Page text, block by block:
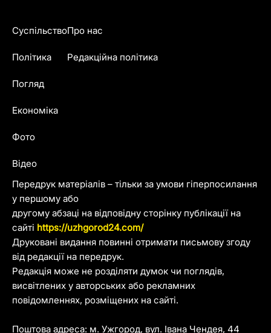
Передрук матеріалів – тільки за умови гіперпосилання
у першому або
другому абзаці на відповідну сторінку публікації на
сайті https://uzhgorod24.com/
Друковані видання повинні отримати письмову згоду
від редакції на передрук.
Редакція може не розділяти думок чи поглядів,
висвітлених у авторських або рекламних
повідомленнях, розміщених на сайті.
Поштова адреса: м. Ужгород, вул. Івана Чендея, 44
Суспільство
Політика
Погляд
Економіка
Фото
Відео
Про нас
Редакційна політика